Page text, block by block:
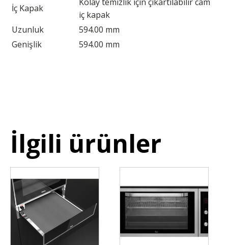
İç Kapak
iç kapak
Uzunluk
594.00 mm
Genişlik
594.00 mm
İlgili ürünler